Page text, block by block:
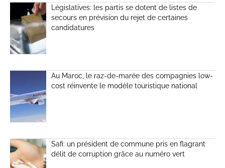
Législatives: les partis se dotent de listes de
secours en prévision du rejet de certaines
candidatures
Au Maroc, le raz-de-marée des compagnies low-
cost réinvente le modèle touristique national
Safi: un président de commune pris en flagrant
délit de corruption grâce au numéro vert